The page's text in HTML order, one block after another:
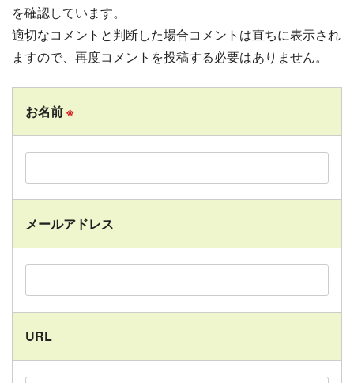
を確認しています。
適切なコメントと判断した場合コメントは直ちに表示され
ますので、再度コメントを投稿する必要はありません。
お名前※
メールアドレス
URL